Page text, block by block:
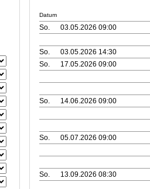
Datum
So. 03.05.2026 09:00
So.
03.05.2026 14:30
So.
17.05.2026 09:00
So. 14.06.2026 09:00
So. 05.07.2026 09:00
So. 13.09.2026 08:30